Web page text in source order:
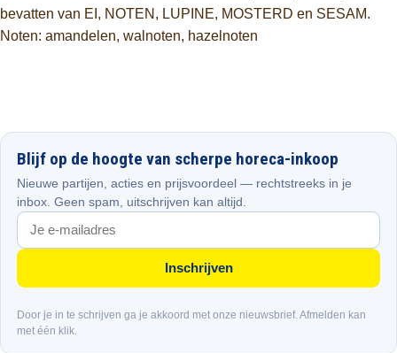
bevatten van EI, NOTEN, LUPINE, MOSTERD en SESAM.
Noten: amandelen, walnoten, hazelnoten
Blijf op de hoogte van scherpe horeca-inkoop
Nieuwe partijen, acties en prijsvoordeel — rechtstreeks in je
inbox. Geen spam, uitschrijven kan altijd.
Inschrijven
Door je in te schrijven ga je akkoord met onze nieuwsbrief. Afmelden kan
met één klik.